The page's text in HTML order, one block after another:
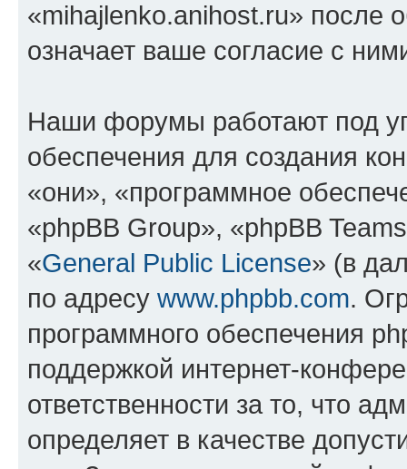
«mihajlenko.anihost.ru» после
означает ваше согласие с
Наши форумы работают под
обеспечения для создания
«они», «программное
«phpBB Group», «phpBB
«General Public License» (в
по адресу www.phpbb.com.
программного обеспечения
поддержкой интернет-
ответственности за то, что
определяет в качестве